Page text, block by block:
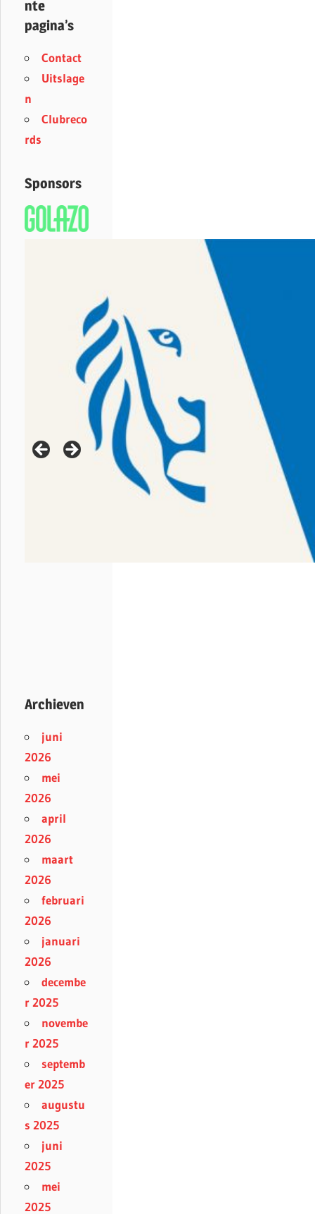
nte
pagina’s
Contact
Uitslage
n
Clubreco
rds
Sponsors
Archieven
juni
2026
mei
2026
april
2026
maart
2026
februari
2026
januari
2026
decembe
r 2025
novembe
r 2025
septemb
er 2025
augustu
s 2025
juni
2025
mei
2025